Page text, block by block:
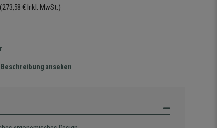
(273,58 € Inkl. MwSt.)
ansehen